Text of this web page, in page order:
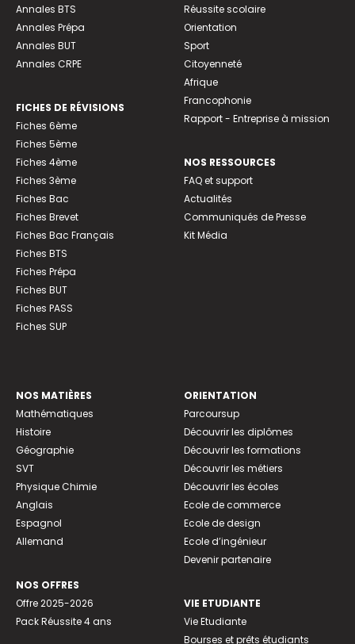
Annales BTS
Annales Prépa
Annales BUT
Annales CRPE
FICHES DE RÉVISIONS
Fiches 6ème
Fiches 5ème
Fiches 4ème
Fiches 3ème
Fiches Bac
Fiches Brevet
Fiches Bac Français
Fiches BTS
Fiches Prépa
Fiches BUT
Fiches PASS
Fiches SUP
Réussite scolaire
Orientation
Sport
Citoyenneté
Afrique
Francophonie
Rapport - Entreprise à mission
NOS RESSOURCES
FAQ et support
Actualités
Communiqués de Presse
Kit Média
NOS MATIÈRES
Mathématiques
Histoire
Géographie
SVT
Physique Chimie
Anglais
Espagnol
Allemand
NOS OFFRES
Offre 2025-2026
Pack Réussite 4 ans
ORIENTATION
Parcoursup
Découvrir les diplômes
Découvrir les formations
Découvrir les métiers
Découvrir les écoles
Ecole de commerce
Ecole de design
Ecole d’ingénieur
Devenir partenaire
VIE ETUDIANTE
Vie Etudiante
Bourses et prêts étudiants